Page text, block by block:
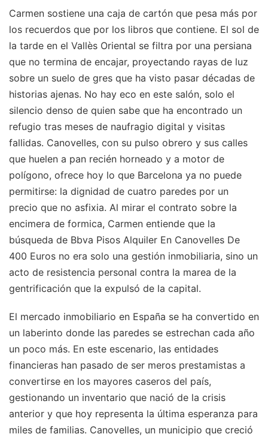
Carmen sostiene una caja de cartón que pesa más por
los recuerdos que por los libros que contiene. El sol de
la tarde en el Vallès Oriental se filtra por una persiana
que no termina de encajar, proyectando rayas de luz
sobre un suelo de gres que ha visto pasar décadas de
historias ajenas. No hay eco en este salón, solo el
silencio denso de quien sabe que ha encontrado un
refugio tras meses de naufragio digital y visitas
fallidas. Canovelles, con su pulso obrero y sus calles
que huelen a pan recién horneado y a motor de
polígono, ofrece hoy lo que Barcelona ya no puede
permitirse: la dignidad de cuatro paredes por un
precio que no asfixia. Al mirar el contrato sobre la
encimera de formica, Carmen entiende que la
búsqueda de Bbva Pisos Alquiler En Canovelles De
400 Euros no era solo una gestión inmobiliaria, sino un
acto de resistencia personal contra la marea de la
gentrificación que la expulsó de la capital.
El mercado inmobiliario en España se ha convertido en
un laberinto donde las paredes se estrechan cada año
un poco más. En este escenario, las entidades
financieras han pasado de ser meros prestamistas a
convertirse en los mayores caseros del país,
gestionando un inventario que nació de la crisis
anterior y que hoy representa la última esperanza para
miles de familias. Canovelles, un municipio que creció